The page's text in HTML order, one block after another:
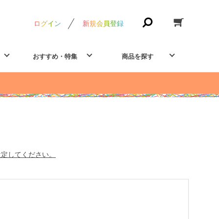
ログイン 新規会員登録
おすすめ・特集 商品を探す
してください。